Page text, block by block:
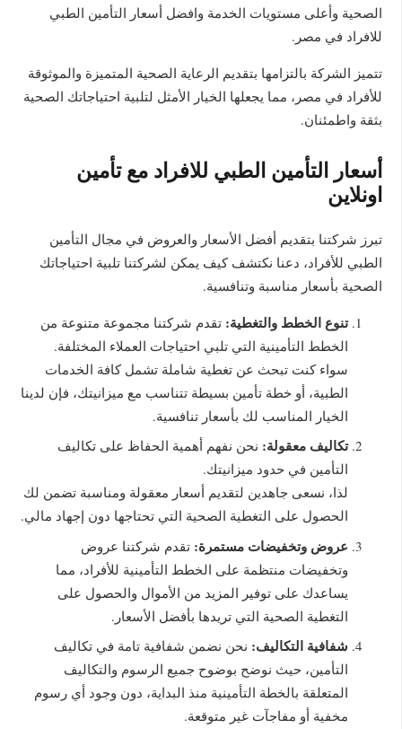
الصحية وأعلى مستويات الخدمة وافضل أسعار التأمين الطبي
للافراد في مصر.
تتميز الشركة بالتزامها بتقديم الرعاية الصحية المتميزة والموثوقة
للأفراد في مصر، مما يجعلها الخيار الأمثل لتلبية احتياجاتك الصحية
بثقة واطمئنان.
أسعار التأمين الطبي للافراد مع تأمين
اونلاين
تبرز شركتنا بتقديم أفضل الأسعار والعروض في مجال التأمين
الطبي للأفراد، دعنا نكتشف كيف يمكن لشركتنا تلبية احتياجاتك
الصحية بأسعار مناسبة وتنافسية.
تنوع الخطط والتغطية: تقدم شركتنا مجموعة متنوعة من
الخطط التأمينية التي تلبي احتياجات العملاء المختلفة.
سواء كنت تبحث عن تغطية شاملة تشمل كافة الخدمات
الطبية، أو خطة تأمين بسيطة تتناسب مع ميزانيتك، فإن لدينا
الخيار المناسب لك بأسعار تنافسية.
تكاليف معقولة: نحن نفهم أهمية الحفاظ على تكاليف
التأمين في حدود ميزانيتك.
لذا، نسعى جاهدين لتقديم أسعار معقولة ومناسبة تضمن لك
الحصول على التغطية الصحية التي تحتاجها دون إجهاد مالي.
عروض وتخفيضات مستمرة: تقدم شركتنا عروض
وتخفيضات منتظمة على الخطط التأمينية للأفراد، مما
يساعدك على توفير المزيد من الأموال والحصول على
التغطية الصحية التي تريدها بأفضل الأسعار.
شفافية التكاليف: نحن نضمن شفافية تامة في تكاليف
التأمين، حيث نوضح بوضوح جميع الرسوم والتكاليف
المتعلقة بالخطة التأمينية منذ البداية، دون وجود أي رسوم
مخفية أو مفاجآت غير متوقعة.